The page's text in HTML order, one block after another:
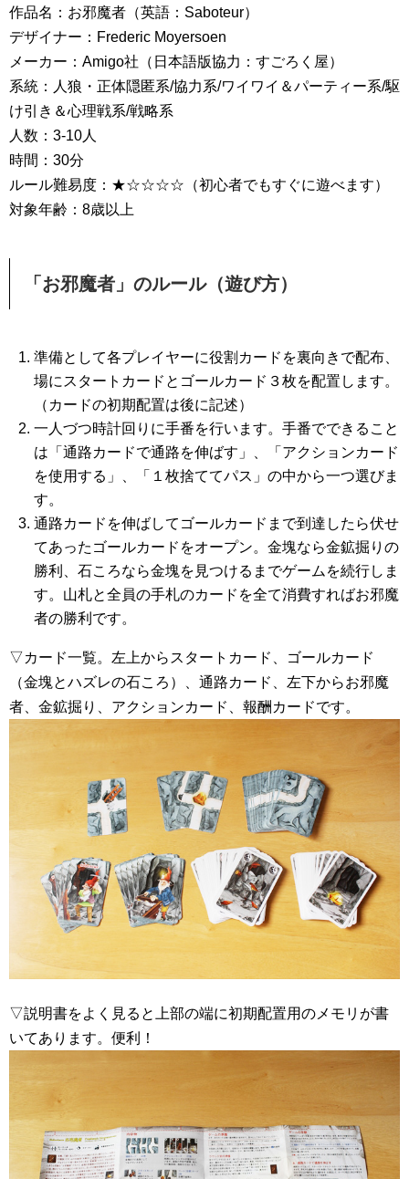
作品名：お邪魔者（英語：Saboteur）
デザイナー：Frederic Moyersoen
メーカー：Amigo社（日本語版協力：すごろく屋）
系統：人狼・正体隠匿系/協力系/ワイワイ＆パーティー系/駆
け引き＆心理戦系/戦略系
人数：3-10人
時間：30分
ルール難易度：★☆☆☆☆（初心者でもすぐに遊べます）
対象年齢：8歳以上
「お邪魔者」のルール（遊び方）
準備として各プレイヤーに役割カードを裏向きで配布、
場にスタートカードとゴールカード３枚を配置します。
（カードの初期配置は後に記述）
一人づつ時計回りに手番を行います。手番でできること
は「通路カードで通路を伸ばす」、「アクションカード
を使用する」、「１枚捨ててパス」の中から一つ選びま
す。
通路カードを伸ばしてゴールカードまで到達したら伏せ
てあったゴールカードをオープン。金塊なら金鉱掘りの
勝利、石ころなら金塊を見つけるまでゲームを続行しま
す。山札と全員の手札のカードを全て消費すればお邪魔
者の勝利です。
▽カード一覧。左上からスタートカード、ゴールカード
（金塊とハズレの石ころ）、通路カード、左下からお邪魔
者、金鉱掘り、アクションカード、報酬カードです。
▽説明書をよく見ると上部の端に初期配置用のメモリが書
いてあります。便利！